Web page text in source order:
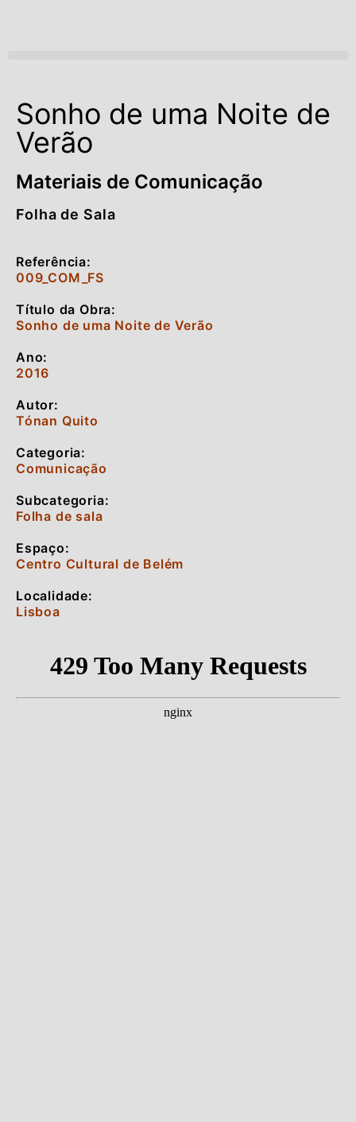
Sonho de uma Noite de
Verão
Materiais de Comunicação
Folha de Sala
Referência:
009_COM_FS
Título da Obra:
Sonho de uma Noite de Verão
Ano:
2016
Autor:
Tónan Quito
Categoria:
Comunicação
Subcategoria:
Folha de sala
Espaço:
Centro Cultural de Belém
Localidade:
Lisboa